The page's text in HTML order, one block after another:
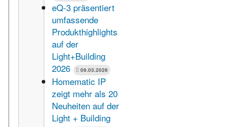
eQ-3 präsentiert
umfassende
Produkthighlights
auf der
Light+Building
2026
09.03.2026
Homematic IP
zeigt mehr als 20
Neuheiten auf der
Light + Building